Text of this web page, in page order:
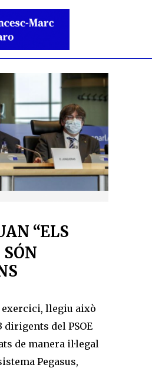
“ELS
exercici, llegiu això
dirigents del PSOE
de manera il·legal
Pegasus,